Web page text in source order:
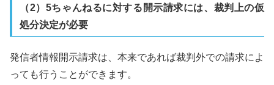
（2）5ちゃんねるに対する開示請求には、裁判上の仮
処分決定が必要
発信者情報開示請求は、本来であれば裁判外での請求によ
っても行うことができます。